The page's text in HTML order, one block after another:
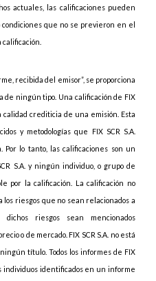
actuales, las calificaciones pueden
que no se previeron en el
recibida del emisor”, se proporciona
ningún tipo. Una calificación de FIX
calidad crediticia de una emisión. Esta
y metodologías que FIX SCR S.A.
lo tanto, las calificaciones son un
S.A. y ningún individuo, o grupo de
por la calificación. La calificación no
riesgos que no sean relacionados a
riesgos sean mencionados
o de mercado. FIX SCR S.A. no está
título. Todos los informes de FIX
individuos identificados en un informe